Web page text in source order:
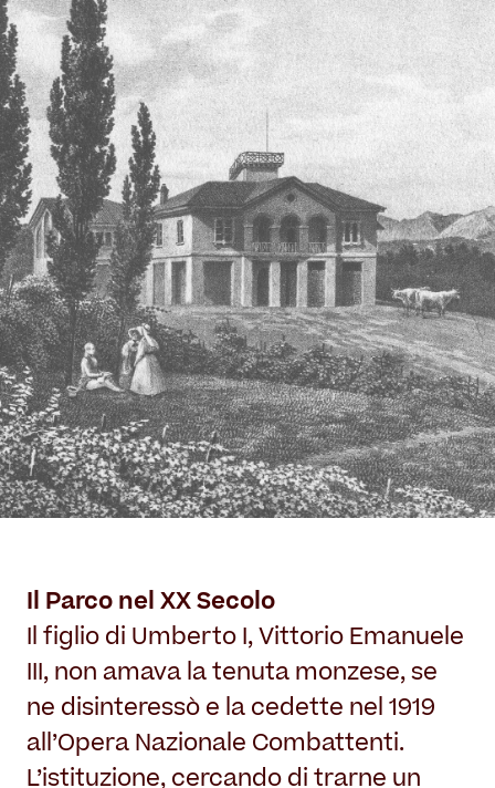
Il Parco nel XX Secolo
Il figlio di Umberto I, Vittorio Emanuele
III, non amava la tenuta monzese, se
ne disinteressò e la cedette nel 1919
all’Opera Nazionale Combattenti.
L’istituzione, cercando di trarne un